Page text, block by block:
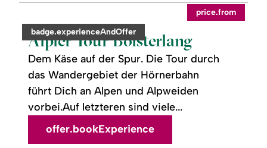
category:
badge.experienceAndOffer
price.from
Älpler Tour Bolsterlang
Dem Käse auf der Spur. Die Tour durch
das Wandergebiet der Hörnerbahn
führt Dich an Alpen und Alpweiden
vorbei.Auf letzteren sind viele...
readmore:
Tour
Bolsterlang
offer.bookExperience